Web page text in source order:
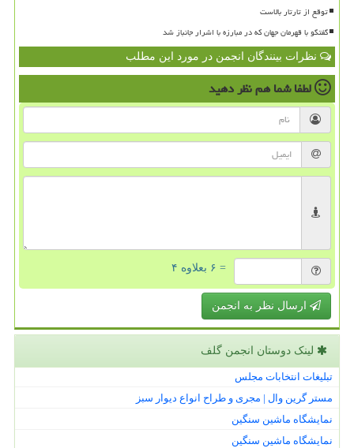
توقع از تارتار بالاست
گفتگو با قهرمان جهان که در مبارزه با اشرار جانباز شد
نظرات بینندگان انجمن در مورد این مطلب
لطفا شما همنظر دهید
= ۶ بعلاوه ۴
ارسال نظر به انجمن
لینک دوستان انجمن گلف
تبلیغات انتخابات مجلس
مستر گرین وال | مجری و طراح انواع دیوار سبز
نمایشگاه ماشین سنگین
نمایشگاه ماشین سنگین